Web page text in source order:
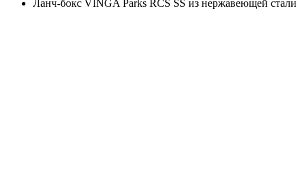
Ланч-бокс VINGA Parks RCS SS из нержавеющей стали